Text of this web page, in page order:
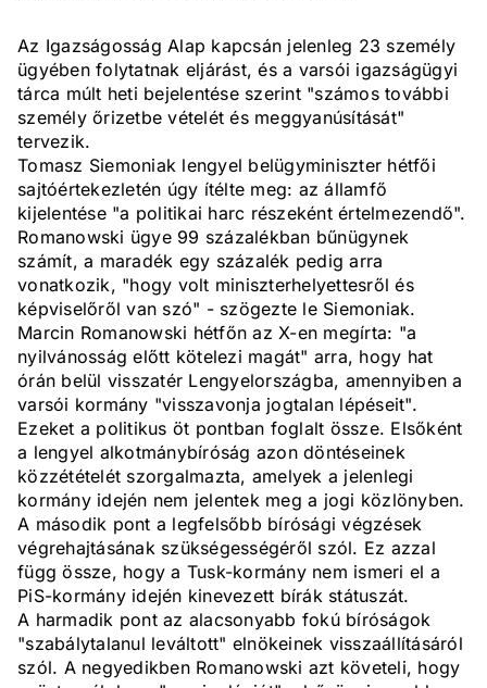
Az Igazságosság Alap kapcsán jelenleg 23 személy
ügyében folytatnak eljárást, és a varsói igazságügyi
tárca múlt heti bejelentése szerint "számos további
személy őrizetbe vételét és meggyanúsítását"
tervezik.
Tomasz Siemoniak lengyel belügyminiszter hétfői
sajtóértekezletén úgy ítélte meg: az államfő
kijelentése "a politikai harc részeként értelmezendő".
Romanowski ügye 99 százalékban bűnügynek
számít, a maradék egy százalék pedig arra
vonatkozik, "hogy volt miniszterhelyettesről és
képviselőről van szó" - szögezte le Siemoniak.
Marcin Romanowski hétfőn az X-en megírta: "a
nyilvánosság előtt kötelezi magát" arra, hogy hat
órán belül visszatér Lengyelországba, amennyiben a
varsói kormány "visszavonja jogtalan lépéseit".
Ezeket a politikus öt pontban foglalt össze. Elsőként
a lengyel alkotmánybíróság azon döntéseinek
közzétételét szorgalmazta, amelyek a jelenlegi
kormány idején nem jelentek meg a jogi közlönyben.
A második pont a legfelsőbb bírósági végzések
végrehajtásának szükségességéről szól. Ez azzal
függ össze, hogy a Tusk-kormány nem ismeri el a
PiS-kormány idején kinevezett bírák státuszát.
A harmadik pont az alacsonyabb fokú bíróságok
"szabálytalanul leváltott" elnökeinek visszaállításáról
szól. A negyedikben Romanowski azt követeli, hogy